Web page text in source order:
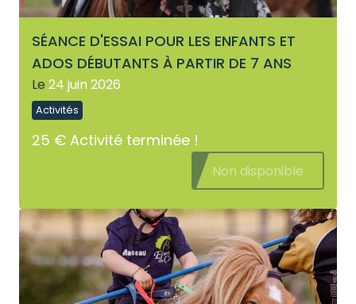
SÉANCE D'ESSAI POUR LES ENFANTS ET
ADOS DÉBUTANTS À PARTIR DE 7 ANS
Le 24 juin 2026
Activités
25 € Activité terminée !
Non disponible